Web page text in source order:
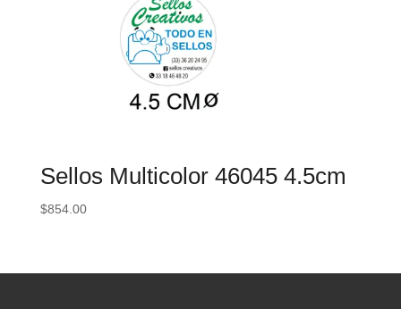
Sellos Multicolor 46045 4.5cm
$854.00